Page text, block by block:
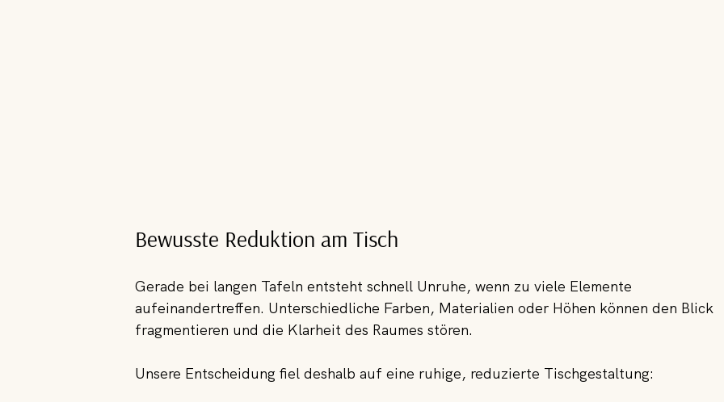
Bewusste Reduktion am Tisch
Gerade bei langen Tafeln entsteht schnell Unruhe, wenn zu viele Elemente
aufeinandertreffen. Unterschiedliche Farben, Materialien oder Höhen können den Blick
fragmentieren und die Klarheit des Raumes stören.
Unsere Entscheidung fiel deshalb auf eine ruhige, reduzierte Tischgestaltung: